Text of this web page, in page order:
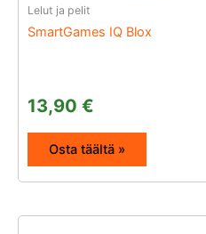
Lelut ja pelit
SmartGames IQ Blox
13,90 €
Osta täältä »